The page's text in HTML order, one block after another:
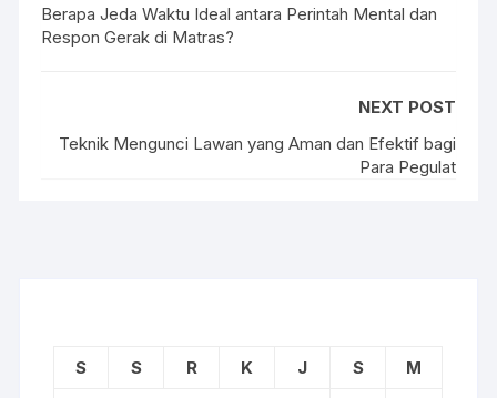
Berapa Jeda Waktu Ideal antara Perintah Mental dan
Respon Gerak di Matras?
NEXT POST
Teknik Mengunci Lawan yang Aman dan Efektif bagi
Para Pegulat
S S R K J S
M